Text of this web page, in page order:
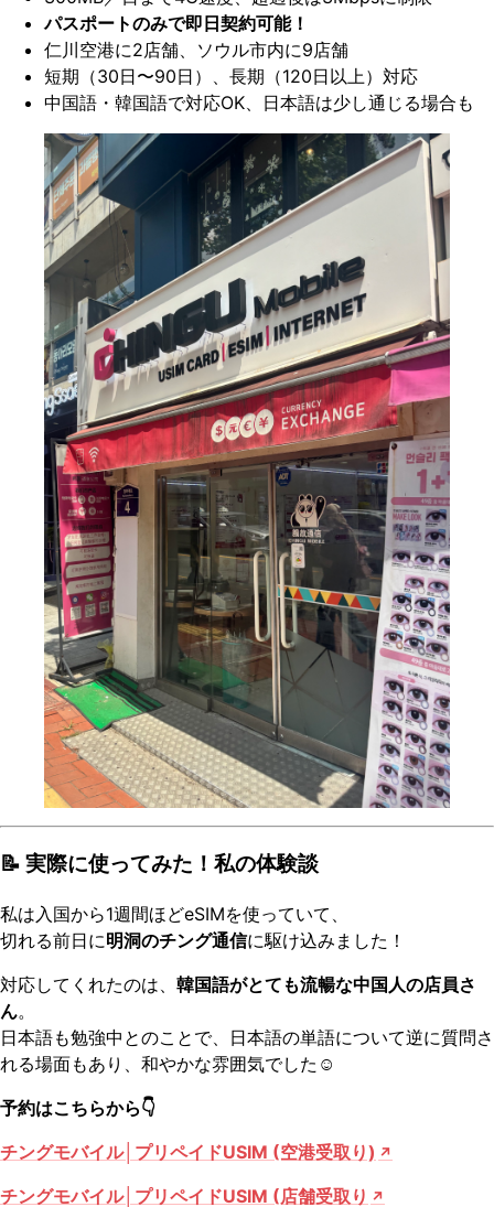
パスポートのみで即日契約可能！
仁川空港に2店舗、ソウル市内に9店舗
短期（30日〜90日）、長期（120日以上）対応
中国語・韓国語で対応OK、日本語は少し通じる場合も
📝 実際に使ってみた！私の体験談
私は入国から1週間ほどeSIMを使っていて、
切れる前日に明洞のチング通信に駆け込みました！
対応してくれたのは、 韓国語がとても流暢な中国人の店員さ
ん。
日本語も勉強中とのことで、日本語の単語について逆に質問さ
れる場面もあり、和やかな雰囲気でした☺️
予約はこちらから👇
チングモバイル│プリペイドUSIM (空港受取り)
チングモバイル│プリペイドUSIM (店舗受取り